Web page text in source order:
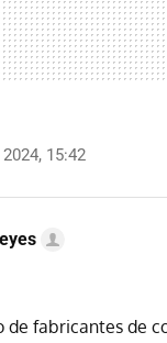
15:42
de fabricantes de